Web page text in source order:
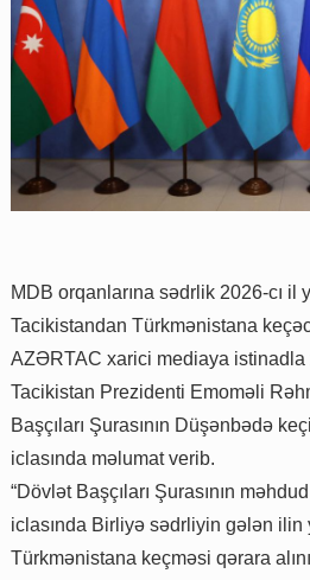
MDB orqanlarına sədrlik 2026-cı il
Tacikistandan Türkmənistana
AZƏRTAC xarici mediaya istinadla
Tacikistan Prezidenti Emoməli
Başçıları Şurasının Düşənbədə
iclasında məlumat verib.
“Dövlət Başçıları Şurasının
iclasında Birliyə sədrliyin gələn ilin
Türkmənistana keçməsi qərara